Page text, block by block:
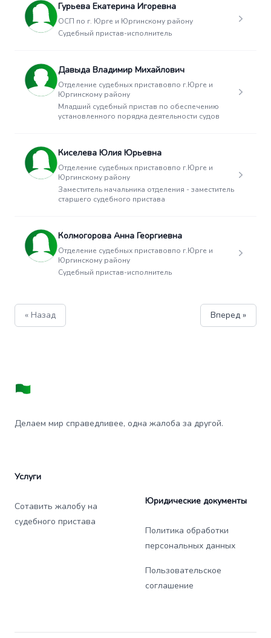
Гурьева Екатерина Игоревна
ОСП по г. Юрге и Юргинскому району
Судебный пристав-исполнитель
Давыда Владимир Михайлович
Отделение судебных приставовпо г.Юрге и
Юргинскому району
Младший судебный пристав по обеспечению
установленного порядка деятельности судов
Киселева Юлия Юрьевна
Отделение судебных приставовпо г.Юрге и
Юргинскому району
Заместитель начальника отделения - заместитель
старшего судебного пристава
Колмогорова Анна Георгиевна
Отделение судебных приставовпо г.Юрге и
Юргинскому району
Судебный пристав-исполнитель
« Назад Вперед »
Делаем мир справедливее, одна жалоба за другой.
Услуги
Сотавить жалобу на
судебного пристава
Юридические документы
Политика обработки
персональных данных
Пользовательское
соглашение